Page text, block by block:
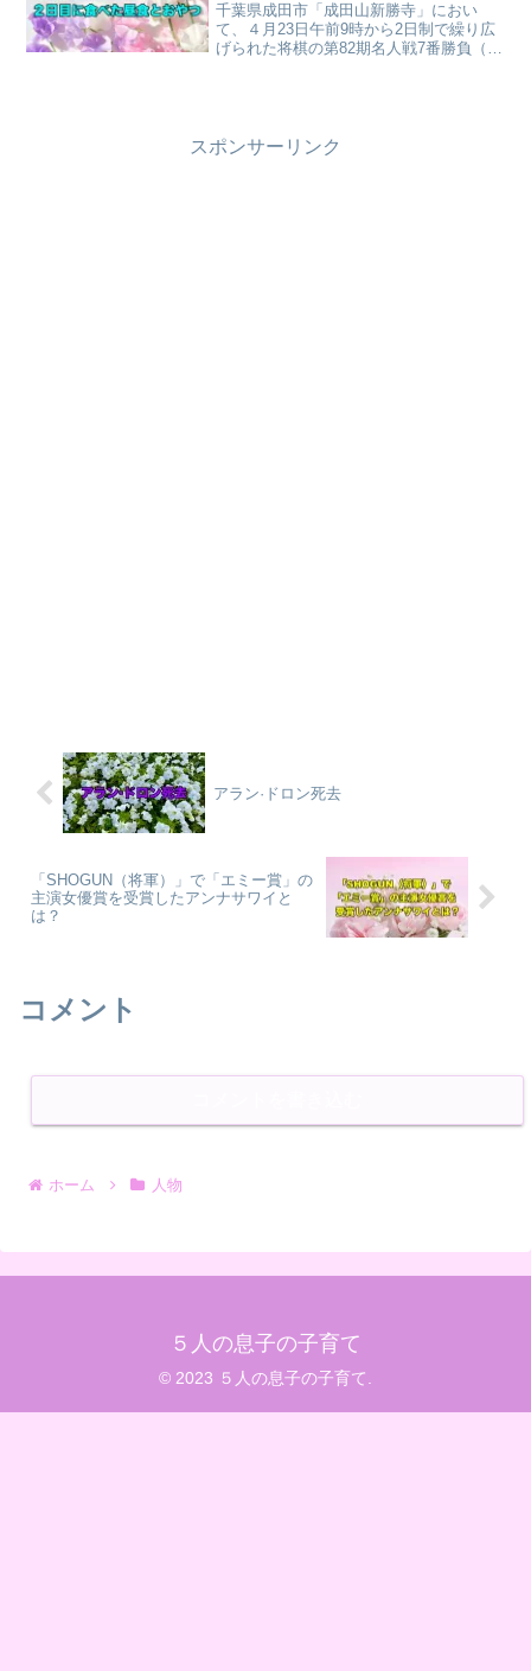
千葉県成田市「成田山新勝寺」におい
て、４月23日午前9時から2日制で繰り広
げられた将棋の第82期名人戦7番勝負（毎
スポンサーリンク
アラン·ドロン死去
「SHOGUN（将軍）」で「エミー賞」の
主演女優賞を受賞したアンナサワイと
は？
コメント
ホーム 人物
５人の息子の子育て
© 2023 ５人の息子の子育て.